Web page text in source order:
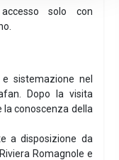
solo con
sistemazione nel
Dopo la visita
conoscenza della
a disposizione da
Romagnole e